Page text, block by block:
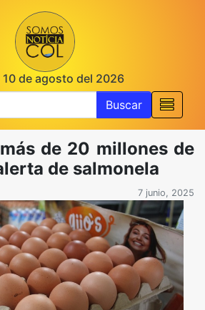
10 de agosto del 2026
Buscar
de 20 millones de
de salmonela
7 junio, 2025